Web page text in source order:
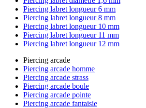
Piercing labret longueur 6 mm
Piercing labret longueur 8 mm
Piercing labret longueur 10 mm
Piercing labret longueur 11 mm
Piercing labret longueur 12 mm
Piercing arcade
Piercing arcade homme
Piercing arcade strass
Piercing arcade boule
Piercing arcade pointe
Piercing arcade fantaisie